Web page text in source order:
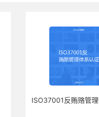
ISO37001反贿赂管